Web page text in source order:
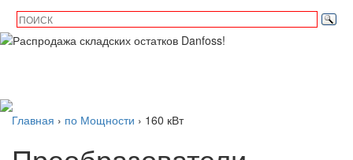
подробнее
Главная › по Мощности › 160 кВт